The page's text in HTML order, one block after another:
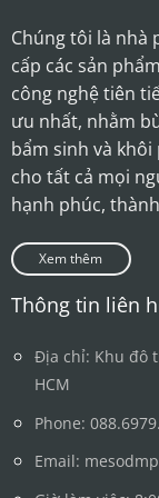
Chúng tôi là nhà
cấp các sản
công nghệ tiên
ưu nhất, nhằm
bẩm sinh và
cho tất cả mọi
hạnh phúc,
Xem thêm
Thông tin liên
Địa chỉ: Khu đô
HCM
Phone:
Email: